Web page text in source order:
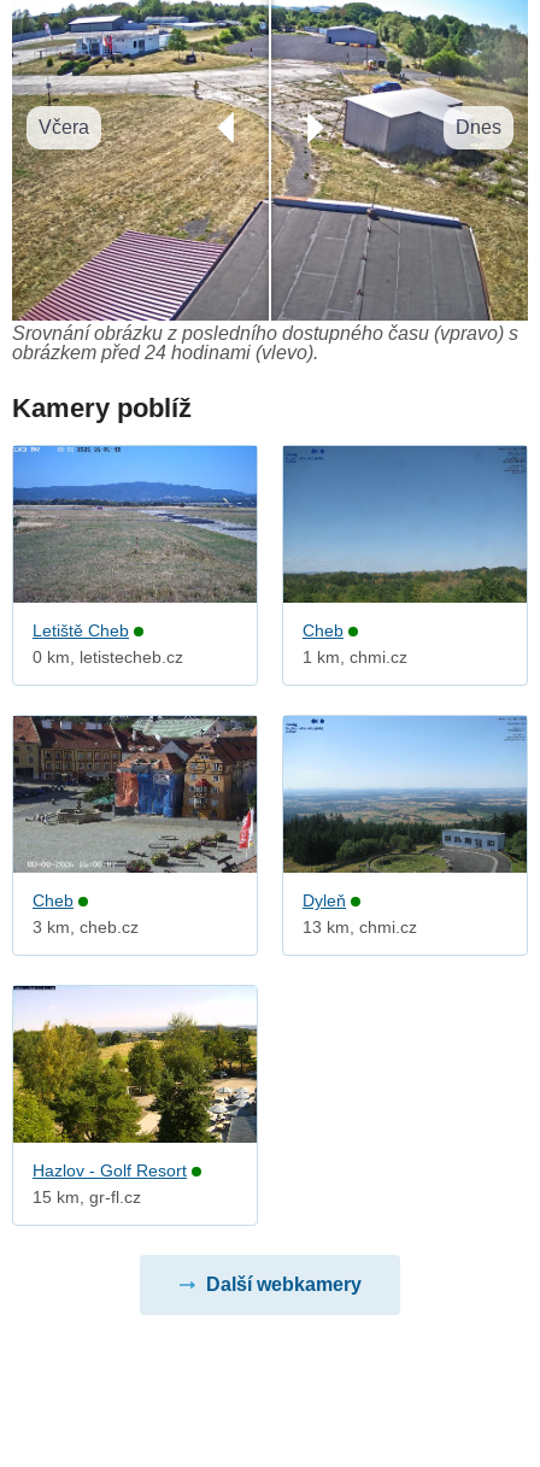
Včera Dnes
Srovnání obrázku z posledního dostupného času (vpravo) s
obrázkem před 24 hodinami (vlevo).
Kamery poblíž
Letiště Cheb
0 km, letistecheb.cz
Cheb
1 km, chmi.cz
Cheb
3 km, cheb.cz
Dyleň
13 km, chmi.cz
Hazlov - Golf Resort
15 km, gr-fl.cz
Další webkamery